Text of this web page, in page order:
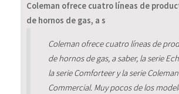
Coleman ofrece cuatro líneas de
de hornos de gas, a s
Coleman ofrece cuatro líneas de
de hornos de gas, a saber, la serie
la serie Comforteer y la serie
Commercial. Muy pocos de los